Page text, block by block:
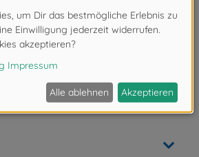
Kinder unter 14 Jahren geeignet.